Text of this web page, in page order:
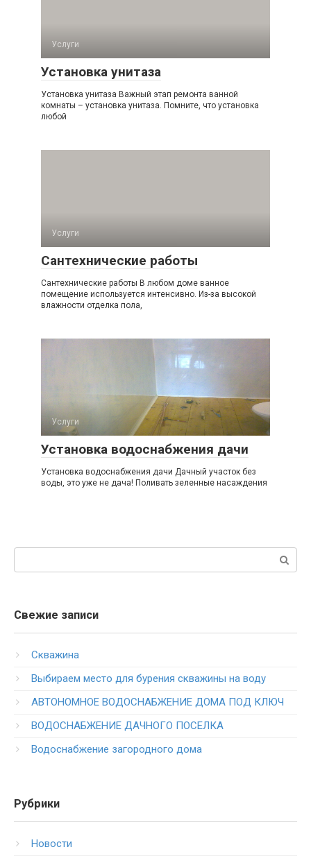
Услуги
Установка унитаза
Установка унитаза Важный этап ремонта ванной
комнаты – установка унитаза. Помните, что установка
любой
Услуги
Сантехнические работы
Сантехнические работы В любом доме ванное
помещение используется интенсивно. Из-за высокой
влажности отделка пола,
Услуги
Установка водоснабжения дачи
Установка водоснабжения дачи Дачный участок без
воды, это уже не дача! Поливать зеленные насаждения
Поиск:
Свежие записи
Скважина
Выбираем место для бурения скважины на воду
АВТОНОМНОЕ ВОДОСНАБЖЕНИЕ ДОМА ПОД КЛЮЧ
ВОДОСНАБЖЕНИЕ ДАЧНОГО ПОСЕЛКА
Водоснабжение загородного дома
Рубрики
Новости